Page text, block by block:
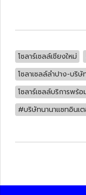
โซลาร์เซลล์เชียงใหม่
โซลาเซลล์ลำปาง-บริ
โซลาร์เซลล์บริการพร้
#บริษัทนานาแซทอินเ